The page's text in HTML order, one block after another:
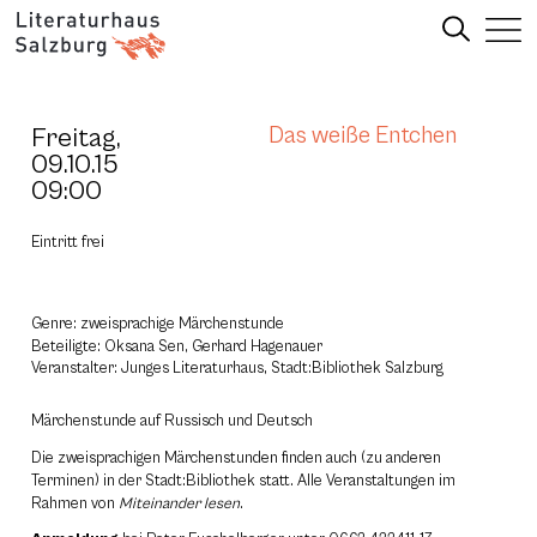
Freitag,
09.10.15
09:00
Das weiße Entchen
Eintritt frei
Genre: zweisprachige Märchenstunde
Beteiligte: Oksana Sen, Gerhard Hagenauer
Veranstalter: Junges Literaturhaus, Stadt:Bibliothek Salzburg
Märchenstunde auf Russisch und Deutsch
Die zweisprachigen Märchenstunden finden auch (zu anderen
Terminen) in der Stadt:Bibliothek statt. Alle Veranstaltungen im
Rahmen von Miteinander lesen.